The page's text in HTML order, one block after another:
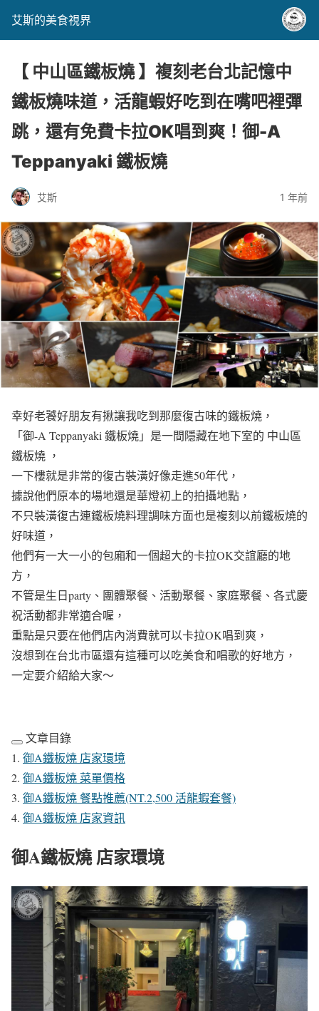
艾斯的美食視界
【 中山區鐵板燒 】複刻老台北記憶中
鐵板燒味道，活龍蝦好吃到在嘴吧裡彈
跳，還有免費卡拉OK唱到爽！御-A
Teppanyaki 鐵板燒
艾斯 1 年前
幸好老饕好朋友有揪讓我吃到那麼復古味的鐵板燒，
「御-A Teppanyaki 鐵板燒」是一間隱藏在地下室的 中山區
鐵板燒 ，
一下樓就是非常的復古裝潢好像走進50年代，
據說他們原本的場地還是華燈初上的拍攝地點，
不只裝潢復古連鐵板燒料理調味方面也是複刻以前鐵板燒的
好味道，
他們有一大一小的包廂和一個超大的卡拉OK交誼廳的地
方，
不管是生日party、團體聚餐、活動聚餐、家庭聚餐、各式慶
祝活動都非常適合喔，
重點是只要在他們店內消費就可以卡拉OK唱到爽，
沒想到在台北市區還有這種可以吃美食和唱歌的好地方，
一定要介紹給大家～
文章目錄
御A鐵板燒 店家環境
御A鐵板燒 菜單價格
御A鐵板燒 餐點推薦(NT.2,500 活龍蝦套餐)
御A鐵板燒 店家資訊
御A鐵板燒 店家環境